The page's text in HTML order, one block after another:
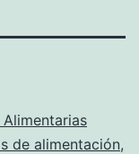
Alimentarias
de alimentación,